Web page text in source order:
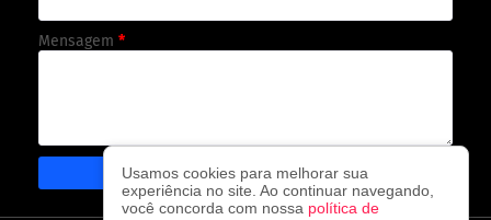
Mensagem *
Usamos cookies para melhorar sua
experiência no site. Ao continuar navegando,
você concorda com nossa política de